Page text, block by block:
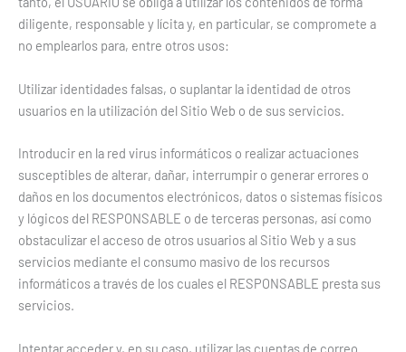
diligente, responsable y lícita y, en particular, se compromete a
no emplearlos para, entre otros usos:
Utilizar identidades falsas, o suplantar la identidad de otros
usuarios en la utilización del Sitio Web o de sus servicios.
Introducir en la red virus informáticos o realizar actuaciones
susceptibles de alterar, dañar, interrumpir o generar errores o
daños en los documentos electrónicos, datos o sistemas físicos
y lógicos del RESPONSABLE o de terceras personas, así como
obstaculizar el acceso de otros usuarios al Sitio Web y a sus
servicios mediante el consumo masivo de los recursos
informáticos a través de los cuales el RESPONSABLE presta sus
servicios.
Intentar acceder y, en su caso, utilizar las cuentas de correo